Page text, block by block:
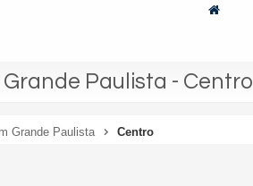
Paulista - Centro
Grande Paulista Centro